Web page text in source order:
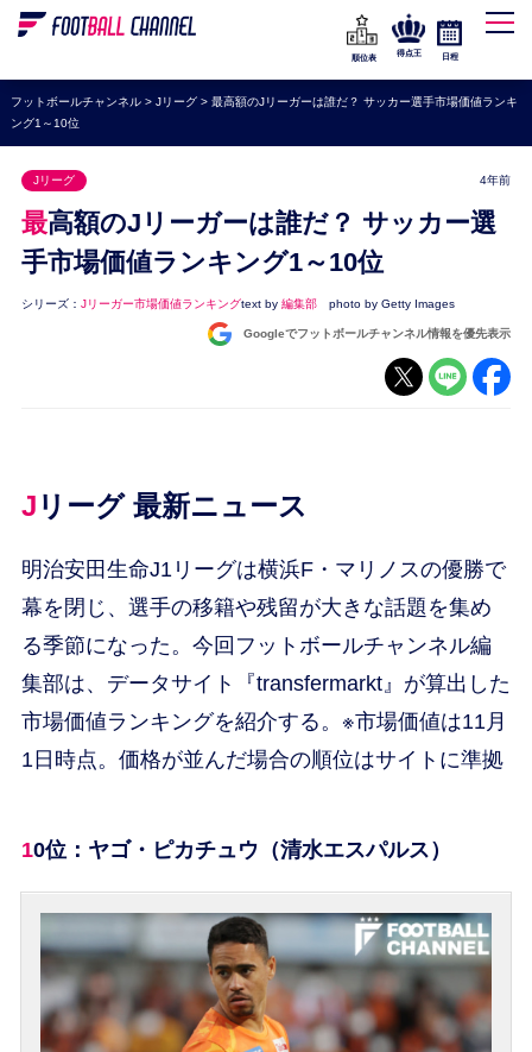
WEリーグ
海外サッカー
セリエA
ブンデスリーガ
UEFA
ナショナルチーム
順位表
得点王 日程
フットボールチャンネル> Jリーグ> 最高額のJリーガーは誰だ？ サッカー選手市場価値ランキ
ング1～10位
Jリーグ 4年前
最高額のJリーガーは誰だ？ サッカー選
手市場価値ランキング1～10位
シリーズ： Jリーガー市場価値ランキングtext by 編集部 photo by Getty Images
Googleでフットボールチャンネル情報を優先表示
Jリーグ 最新ニュース
明治安田生命J1リーグは横浜F・マリノスの優勝で
幕を閉じ、選手の移籍や残留が大きな話題を集め
る季節になった。今回フットボールチャンネル編
集部は、データサイト『transfermarkt』が算出した
市場価値ランキングを紹介する。※市場価値は11月
1日時点。価格が並んだ場合の順位はサイトに準拠
10位：ヤゴ・ピカチュウ（清水エスパルス）